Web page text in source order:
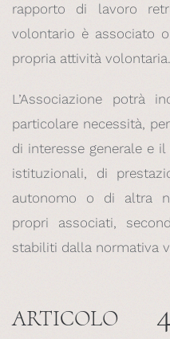
rapporto di lavoro
volontario è associato
propria attività volontaria.
L’Associazione potrà
particolare necessità,
di interesse generale e
istituzionali, di
autonomo o di altra
propri associati,
stabiliti dalla normativa
ARTICOLO 4